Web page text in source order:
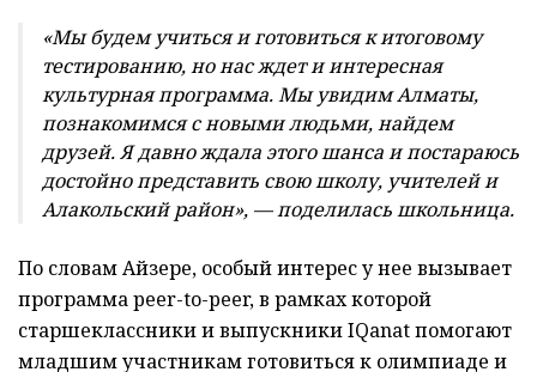
«Мы будем учиться и готовиться к итоговому
тестированию, но нас ждет и интересная
культурная программа. Мы увидим Алматы,
познакомимся с новыми людьми, найдем
друзей. Я давно ждала этого шанса и постараюсь
достойно представить свою школу, учителей и
Алакольский район», — поделилась школьница.
По словам Айзере, особый интерес у нее вызывает
программа peer-to-peer, в рамках которой
старшеклассники и выпускники IQanat помогают
младшим участникам готовиться к олимпиаде и